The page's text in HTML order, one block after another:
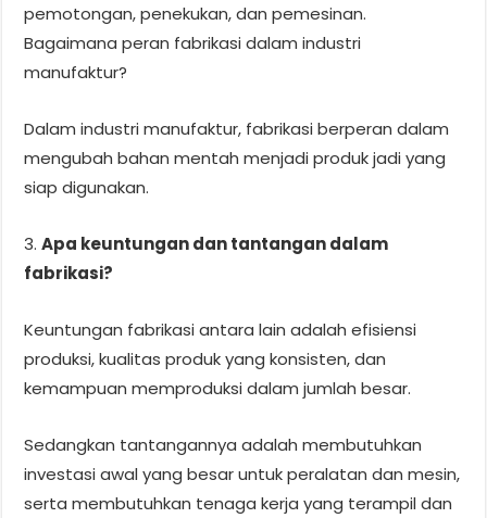
pemotongan, penekukan, dan pemesinan.
Bagaimana peran fabrikasi dalam industri
manufaktur?
Dalam industri manufaktur, fabrikasi berperan dalam
mengubah bahan mentah menjadi produk jadi yang
siap digunakan.
3.Apa keuntungan dan tantangan dalam
fabrikasi?
Keuntungan fabrikasi antara lain adalah efisiensi
produksi, kualitas produk yang konsisten, dan
kemampuan memproduksi dalam jumlah besar.
Sedangkan tantangannya adalah membutuhkan
investasi awal yang besar untuk peralatan dan mesin,
serta membutuhkan tenaga kerja yang terampil dan